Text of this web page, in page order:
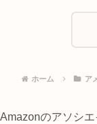
ホーム ア
Amazonのアソシ